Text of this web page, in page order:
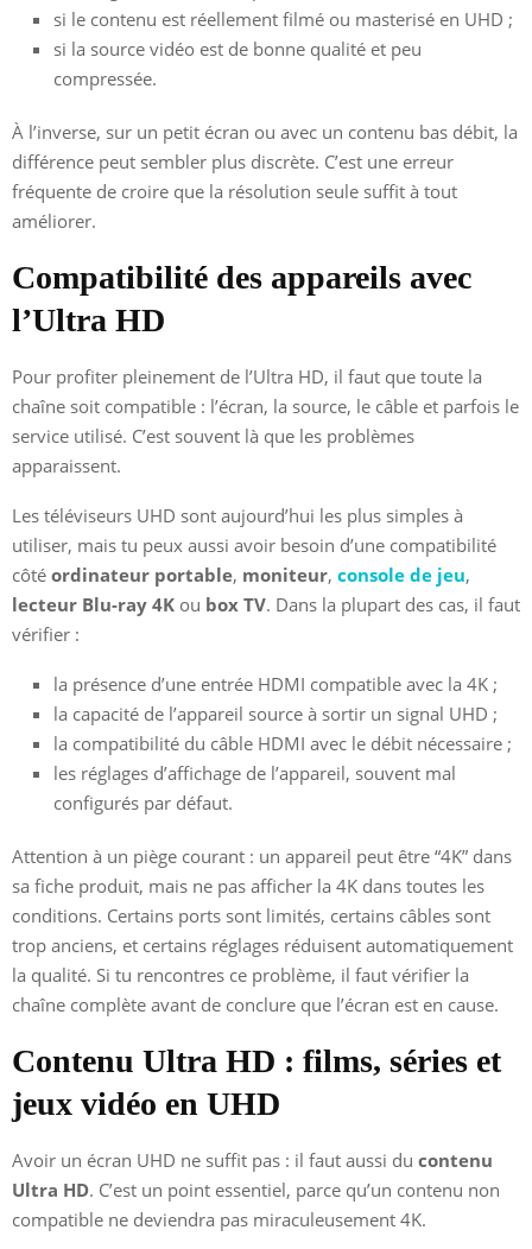
si le contenu est réellement filmé ou masterisé en UHD ;
si la source vidéo est de bonne qualité et peu
compressée.
À l’inverse, sur un petit écran ou avec un contenu bas débit, la
différence peut sembler plus discrète. C’est une erreur
fréquente de croire que la résolution seule suffit à tout
améliorer.
Compatibilité des appareils avec
l’Ultra HD
Pour profiter pleinement de l’Ultra HD, il faut que toute la
chaîne soit compatible : l’écran, la source, le câble et parfois le
service utilisé. C’est souvent là que les problèmes
apparaissent.
Les téléviseurs UHD sont aujourd’hui les plus simples à
utiliser, mais tu peux aussi avoir besoin d’une compatibilité
côté ordinateur portable, moniteur, console de jeu,
lecteur Blu-ray 4K ou box TV. Dans la plupart des cas, il faut
vérifier :
la présence d’une entrée HDMI compatible avec la 4K ;
la capacité de l’appareil source à sortir un signal UHD ;
la compatibilité du câble HDMI avec le débit nécessaire ;
les réglages d’affichage de l’appareil, souvent mal
configurés par défaut.
Attention à un piège courant : un appareil peut être “4K” dans
sa fiche produit, mais ne pas afficher la 4K dans toutes les
conditions. Certains ports sont limités, certains câbles sont
trop anciens, et certains réglages réduisent automatiquement
la qualité. Si tu rencontres ce problème, il faut vérifier la
chaîne complète avant de conclure que l’écran est en cause.
Contenu Ultra HD : films, séries et
jeux vidéo en UHD
Avoir un écran UHD ne suffit pas : il faut aussi du contenu
Ultra HD. C’est un point essentiel, parce qu’un contenu non
compatible ne deviendra pas miraculeusement 4K.